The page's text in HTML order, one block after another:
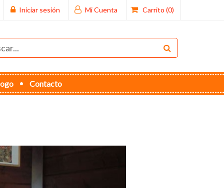
Mi Cuenta
Iniciar sesión Carrito (0)
Contacto